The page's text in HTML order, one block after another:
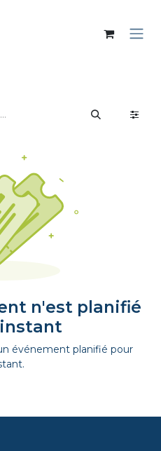
n'est planifié
événement planifié pour